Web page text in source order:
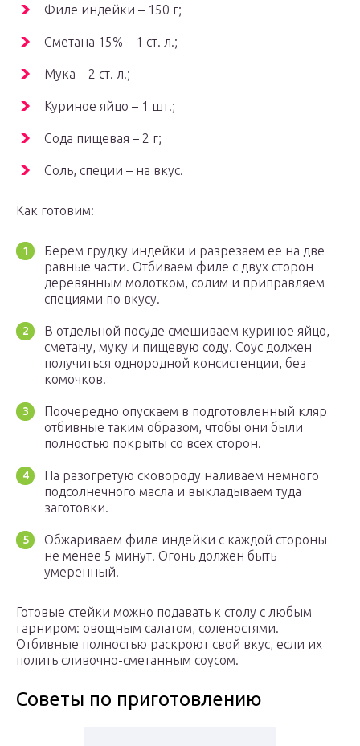
Филе индейки – 150 г;
Сметана 15% – 1 ст. л.;
Мука – 2 ст. л.;
Куриное яйцо – 1 шт.;
Сода пищевая – 2 г;
Соль, специи – на вкус.
Как готовим:
Берем грудку индейки и разрезаем ее на две
равные части. Отбиваем филе с двух сторон
деревянным молотком, солим и приправляем
специями по вкусу.
В отдельной посуде смешиваем куриное яйцо,
сметану, муку и пищевую соду. Соус должен
получиться однородной консистенции, без
комочков.
Поочередно опускаем в подготовленный кляр
отбивные таким образом, чтобы они были
полностью покрыты со всех сторон.
На разогретую сковороду наливаем немного
подсолнечного масла и выкладываем туда
заготовки.
Обжариваем филе индейки с каждой стороны
не менее 5 минут. Огонь должен быть
умеренный.
Готовые стейки можно подавать к столу с любым
гарниром: овощным салатом, соленостями.
Отбивные полностью раскроют свой вкус, если их
полить сливочно-сметанным соусом.
Советы по приготовлению